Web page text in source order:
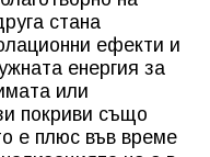
стана
ефекти и
енергия за
или
покриви също
е плюс във време